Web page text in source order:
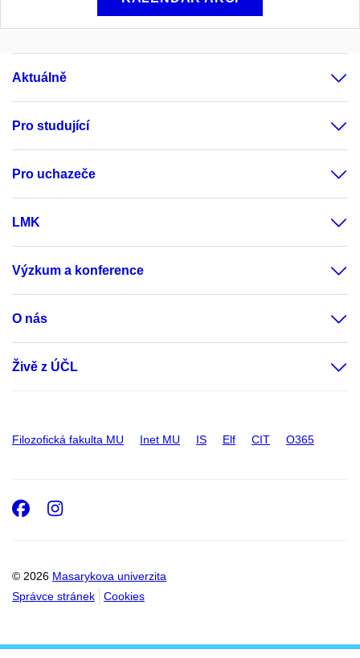
Aktuálně
Pro studující
Pro uchazeče
LMK
Výzkum a konference
O nás
Živě z ÚČL
Filozofická fakulta MU Inet MU IS Elf CIT O365
© 2026 Masarykova univerzita
Správce stránek
Cookies
Facebook
Instagram